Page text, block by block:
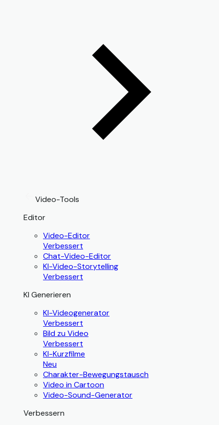
Video-Tools
Editor
Video-Editor
Verbessert
Chat-Video-Editor
KI-Video-Storytelling
Verbessert
KI Generieren
KI-Videogenerator
Verbessert
Bild zu Video
Verbessert
KI-Kurzfilme
Neu
Charakter-Bewegungstausch
Video in Cartoon
Video-Sound-Generator
Verbessern